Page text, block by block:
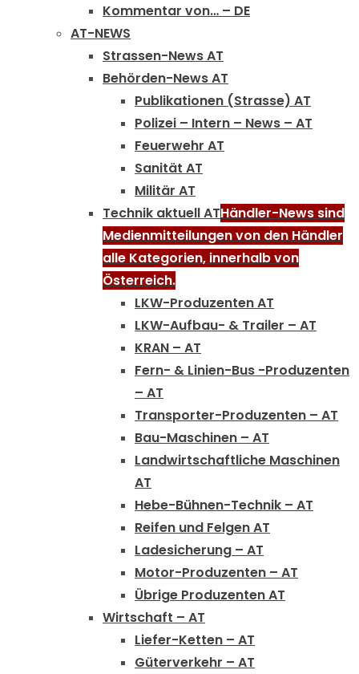
Kommentar von… – DE
AT-NEWS
Strassen-News AT
Behörden-News AT
Publikationen (Strasse) AT
Polizei – Intern – News – AT
Feuerwehr AT
Sanität AT
Militär AT
Technik aktuell ATHändler-News sind
Medienmitteilungen von den Händler
alle Kategorien, innerhalb von
Österreich.
LKW-Produzenten AT
LKW-Aufbau- & Trailer – AT
KRAN – AT
Fern- & Linien-Bus -Produzenten
– AT
Transporter-Produzenten – AT
Bau-Maschinen – AT
Landwirtschaftliche Maschinen
AT
Hebe-Bühnen-Technik – AT
Reifen und Felgen AT
Ladesicherung – AT
Motor-Produzenten – AT
Übrige Produzenten AT
Wirtschaft – AT
Liefer-Ketten – AT
Güterverkehr – AT